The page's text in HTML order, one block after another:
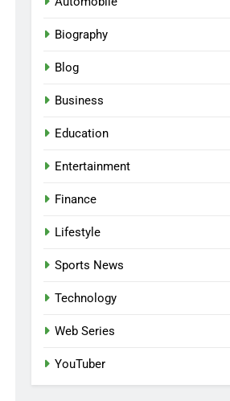
Biography
Blog
Business
Education
Entertainment
Finance
Lifestyle
Sports News
Technology
Web Series
YouTuber